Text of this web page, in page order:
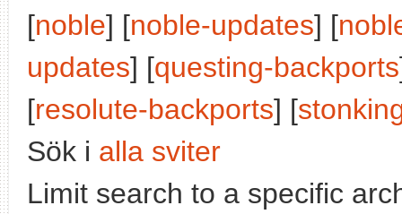
[noble] [noble-updates] [
updates] [questing-backports
[resolute-backports] [
Sök i alla sviter
Limit search to a specific